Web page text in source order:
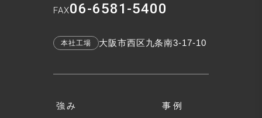
FAX06-6581-5400
本社工場 大阪市西区九条南3-17-10
強み 事例